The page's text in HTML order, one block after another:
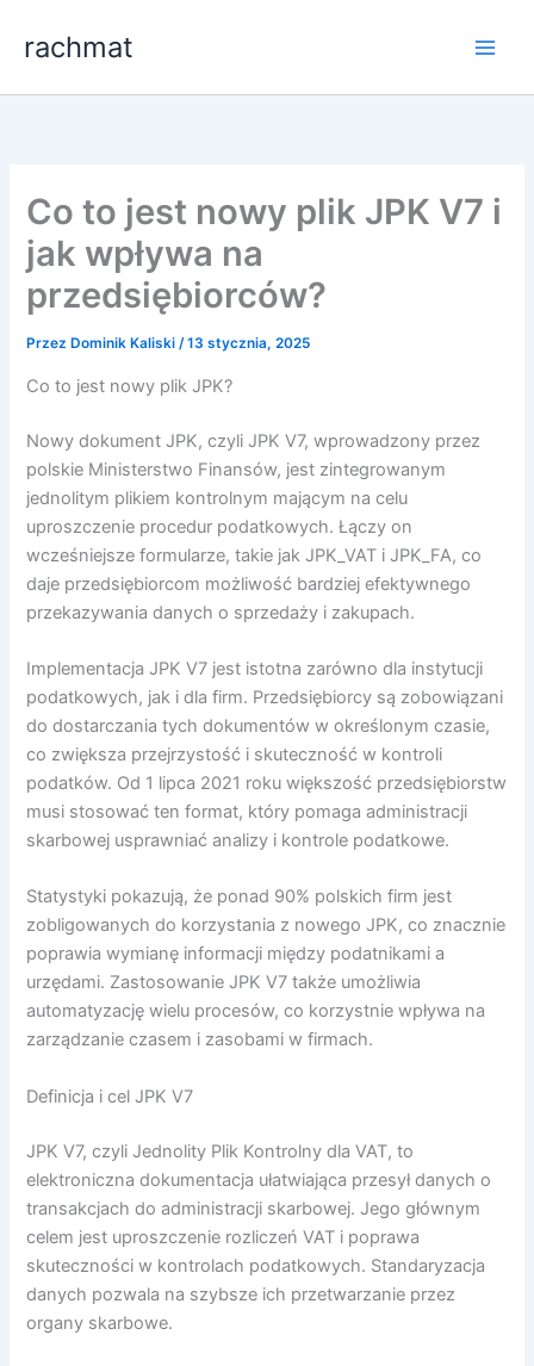
rachmat
Co to jest nowy plik JPK V7 i
jak wpływa na
przedsiębiorców?
Przez Dominik Kaliski/13 stycznia, 2025
Co to jest nowy plik JPK?
Nowy dokument JPK, czyli JPK V7, wprowadzony przez
polskie Ministerstwo Finansów, jest zintegrowanym
jednolitym plikiem kontrolnym mającym na celu
uproszczenie procedur podatkowych. Łączy on
wcześniejsze formularze, takie jak JPK_VAT i JPK_FA, co
daje przedsiębiorcom możliwość bardziej efektywnego
przekazywania danych o sprzedaży i zakupach.
Implementacja JPK V7 jest istotna zarówno dla instytucji
podatkowych, jak i dla firm. Przedsiębiorcy są zobowiązani
do dostarczania tych dokumentów w określonym czasie,
co zwiększa przejrzystość i skuteczność w kontroli
podatków. Od 1 lipca 2021 roku większość przedsiębiorstw
musi stosować ten format, który pomaga administracji
skarbowej usprawniać analizy i kontrole podatkowe.
Statystyki pokazują, że ponad 90% polskich firm jest
zobligowanych do korzystania z nowego JPK, co znacznie
poprawia wymianę informacji między podatnikami a
urzędami. Zastosowanie JPK V7 także umożliwia
automatyzację wielu procesów, co korzystnie wpływa na
zarządzanie czasem i zasobami w firmach.
Definicja i cel JPK V7
JPK V7, czyli Jednolity Plik Kontrolny dla VAT, to
elektroniczna dokumentacja ułatwiająca przesył danych o
transakcjach do administracji skarbowej. Jego głównym
celem jest uproszczenie rozliczeń VAT i poprawa
skuteczności w kontrolach podatkowych. Standaryzacja
danych pozwala na szybsze ich przetwarzanie przez
organy skarbowe.